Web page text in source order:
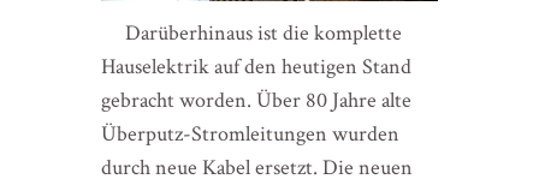
Darüberhinaus ist die komplette
Hauselektrik auf den heutigen Stand
gebracht worden. Über 80 Jahre alte
Überputz-Stromleitungen wurden
durch neue Kabel ersetzt. Die neuen